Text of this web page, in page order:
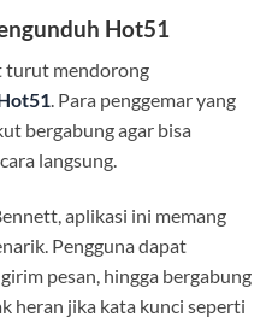
Hot51
turut mendorong
. Para penggemar yang
bergabung agar bisa
langsung.
aplikasi ini memang
Pengguna dapat
pesan, hingga bergabung
heran jika kata kunci seperti